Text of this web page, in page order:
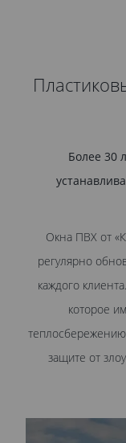
Более 30
Окна ПВХ от
регулярно
каждого
которое
защите от